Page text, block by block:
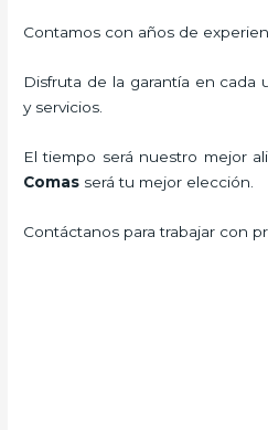
Contamos con años de
Disfruta de la garantía en
y servicios.
El tiempo será nuestro mejor
Comas será tu mejor elección.
Contáctanos para trabajar con